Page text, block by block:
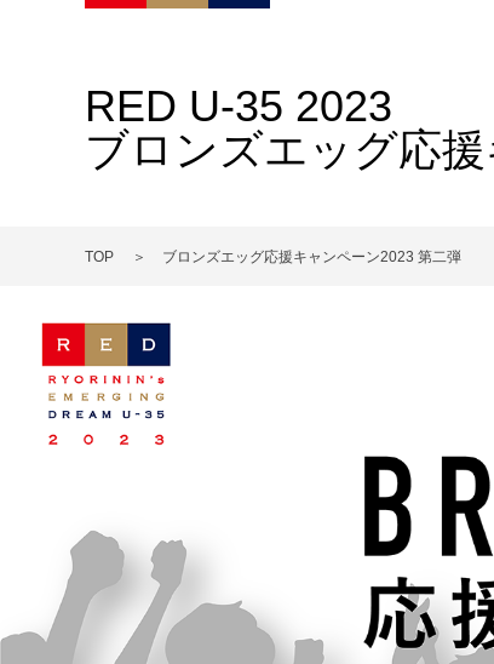
RED U-35 2023
ブロンズエッグ応
TOP ブロンズエッグ応援キャンペーン2023 第二弾